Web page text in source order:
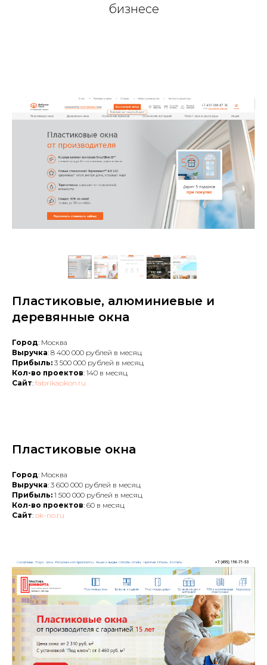
бизнесе
Пластиковые, алюминиевые и
деревянные окна
Город: Москва
Выручка: 8 400 000 рублей в месяц
Прибыль: 3 500 000 рублей в месяц
Кол-во проектов: 140 в месяц
Сайт: fabrikaokon.ru
Пластиковые окна
Город: Москва
Выручка: 3 600 000 рублей в месяц
Прибыль: 1 500 000 рублей в месяц
Кол-во проектов: 60 в месяц
Сайт: ok-no.ru